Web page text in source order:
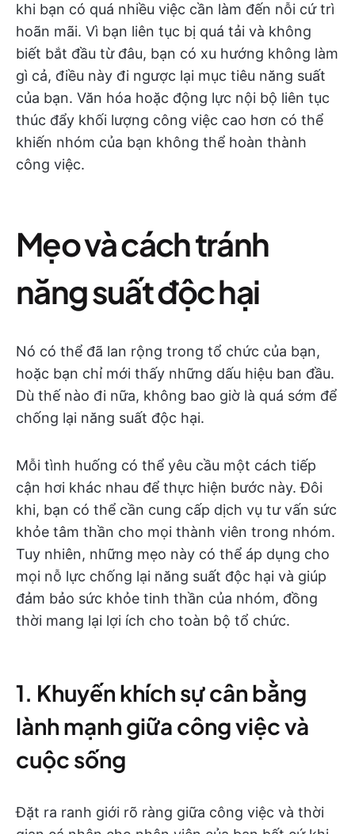
khi bạn có quá nhiều việc cần làm đến nỗi cứ trì
hoãn mãi. Vì bạn liên tục bị quá tải và không
biết bắt đầu từ đâu, bạn có xu hướng không làm
gì cả, điều này đi ngược lại mục tiêu năng suất
của bạn. Văn hóa hoặc động lực nội bộ liên tục
thúc đẩy khối lượng công việc cao hơn có thể
khiến nhóm của bạn không thể hoàn thành
công việc.
Mẹo và cách tránh
năng suất độc hại
Nó có thể đã lan rộng trong tổ chức của bạn,
hoặc bạn chỉ mới thấy những dấu hiệu ban đầu.
Dù thế nào đi nữa, không bao giờ là quá sớm để
chống lại năng suất độc hại.
Mỗi tình huống có thể yêu cầu một cách tiếp
cận hơi khác nhau để thực hiện bước này. Đôi
khi, bạn có thể cần cung cấp dịch vụ tư vấn sức
khỏe tâm thần cho mọi thành viên trong nhóm.
Tuy nhiên, những mẹo này có thể áp dụng cho
mọi nỗ lực chống lại năng suất độc hại và giúp
đảm bảo sức khỏe tinh thần của nhóm, đồng
thời mang lại lợi ích cho toàn bộ tổ chức.
1. Khuyến khích sự cân bằng
lành mạnh giữa công việc và
cuộc sống
Đặt ra ranh giới rõ ràng giữa công việc và thời